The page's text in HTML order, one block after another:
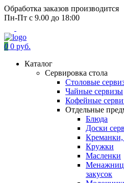
Обработка заказов производится
Пн-Пт с 9.00 до 18:00
0 0 руб.
Каталог
Сервировка стола
Столовые
Чайные сервизы
Кофейные
Отдельные
Блюда
Доски
Креманки,
Кружки
Масленки
закусок